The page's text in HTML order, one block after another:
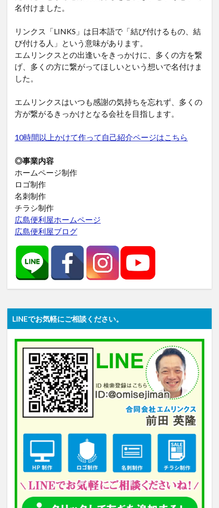
名付けました。
リンクス「LINKS」は日本語で「結び付けるもの、結
び付ける人」という意味があります。
エムリンクスとの出逢いをきっかけに、多くの方を繋
げ、多くの方に繋がってほしいという想いで名付けま
した。
エムリンクスはいつも感謝の気持ちを忘れず、多くの
方が繋がるきっかけとなる会社を目指します。
10時間以上かけて作って自己紹介ページはこちら
◎事業内容
ホームページ制作
ロゴ制作
名刺制作
チラシ制作
広島便利屋ホームページ
広島便利屋ブログ
LINEでお気軽にご相談ください。